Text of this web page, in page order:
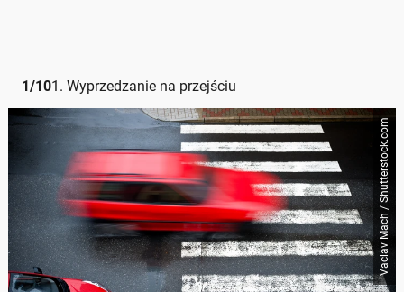
1/101. Wyprzedzanie na przejściu
Vaclav Mach / Shutterstock.com